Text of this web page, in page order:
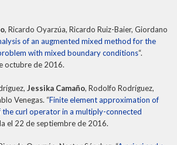
, Ricardo Oyarzúa, Ricardo Ruiz-Baier, Giordano
of an augmented mixed method for the
with mixed boundary conditions“.
octubre de 2016.
Jessika Camaño, Rodolfo Rodríguez,
Venegas. “Finite element approximation of
curl operator in a multiply-connected
el 22 de septiembre de 2016.